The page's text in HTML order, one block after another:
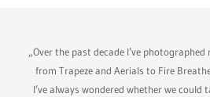
„Over the past decade I’ve
from Trapeze and Aerials to Fire
I’ve always wondered whether we